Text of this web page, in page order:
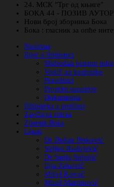
24. МСК "Трг од књиге"
БОКА 44 - ПОЗИВ
Нови број зборника Бока
Бока : гласник за опће
Naslovna
Riječ o Biblioteci
Slobodan pristup
Vodič za korisnike
Pravilnici
Projekti saradnje
Dokumenta
Biblioteka u prošlosti
Zavičajna zbirka
Zbornik Boka
Legati
Dr Dušan Petković
Veljko Radojević
Dr Sanja Subotić
Ilija Zeković
Miloš Kovač
Miraš Martinović